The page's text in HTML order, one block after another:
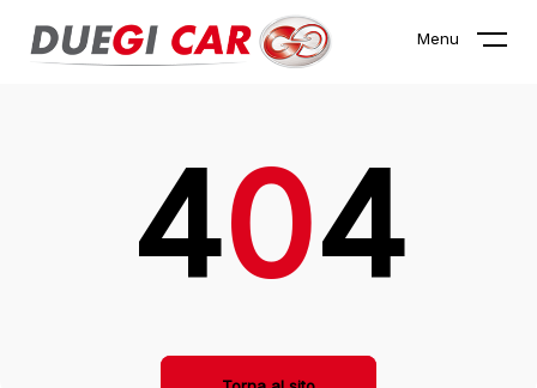
Menu
La pagina che stai cercando non
esiste!
404